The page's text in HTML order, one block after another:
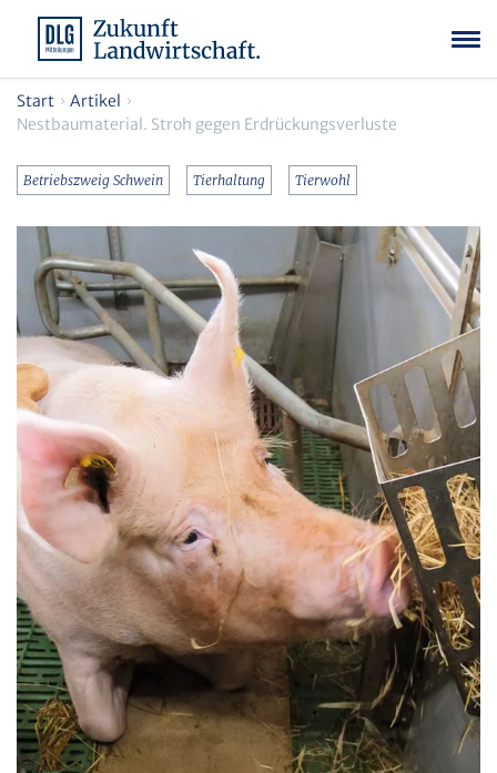
Start
Artikel
Nestbaumaterial. Stroh gegen Erdrückungsverluste
Betriebszweig Schwein Tierhaltung Tierwohl